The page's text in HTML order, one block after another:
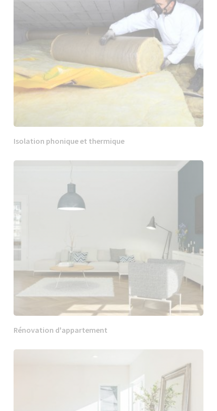
Isolation phonique et thermique
Rénovation d'appartement